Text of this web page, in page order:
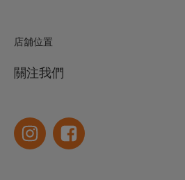
店舖位置
關注我們